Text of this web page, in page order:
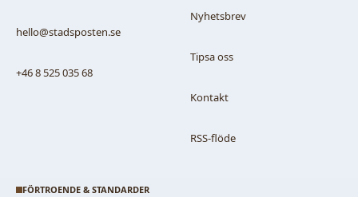
hello@stadsposten.se
+46 8 525 035 68
Nyhetsbrev
Tipsa oss
Kontakt
RSS-flöde
FÖRTROENDE & STANDARDER